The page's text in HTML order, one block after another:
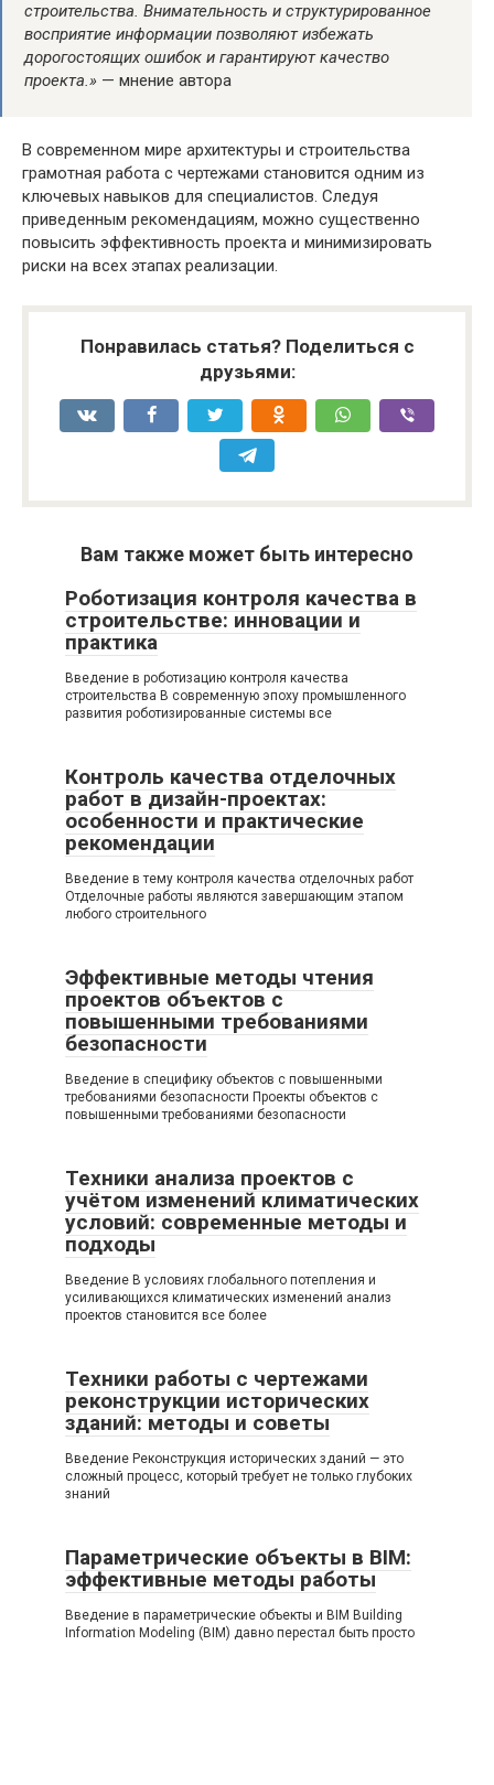
строительства. Внимательность и структурированное
восприятие информации позволяют избежать
дорогостоящих ошибок и гарантируют качество
проекта.» — мнение автора
В современном мире архитектуры и строительства
грамотная работа с чертежами становится одним из
ключевых навыков для специалистов. Следуя
приведенным рекомендациям, можно существенно
повысить эффективность проекта и минимизировать
риски на всех этапах реализации.
Понравилась статья? Поделиться с
друзьями:
Вам также может быть интересно
Роботизация контроля качества в
строительстве: инновации и
практика
Введение в роботизацию контроля качества
строительства В современную эпоху промышленного
развития роботизированные системы все
Контроль качества отделочных
работ в дизайн-проектах:
особенности и практические
рекомендации
Введение в тему контроля качества отделочных работ
Отделочные работы являются завершающим этапом
любого строительного
Эффективные методы чтения
проектов объектов с
повышенными требованиями
безопасности
Введение в специфику объектов с повышенными
требованиями безопасности Проекты объектов с
повышенными требованиями безопасности
Техники анализа проектов с
учётом изменений климатических
условий: современные методы и
подходы
Введение В условиях глобального потепления и
усиливающихся климатических изменений анализ
проектов становится все более
Техники работы с чертежами
реконструкции исторических
зданий: методы и советы
Введение Реконструкция исторических зданий — это
сложный процесс, который требует не только глубоких
знаний
Параметрические объекты в BIM:
эффективные методы работы
Введение в параметрические объекты и BIM Building
Information Modeling (BIM) давно перестал быть просто